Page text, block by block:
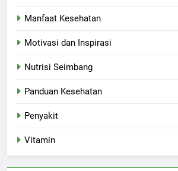
Manfaat Kesehatan
Motivasi dan Inspirasi
Nutrisi Seimbang
Panduan Kesehatan
Penyakit
Vitamin